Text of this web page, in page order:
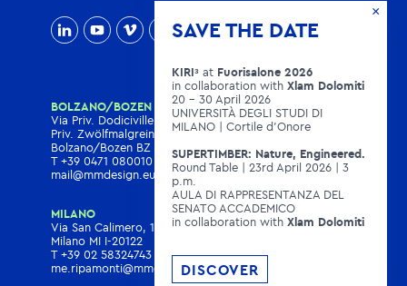
×
SAVE THE DATE
KIRIᶟ at Fuorisalone 2026
in collaboration with Xlam Dolomiti
20 - 30 April 2026
UNIVERSITÀ DEGLI STUDI DI
MILANO | Cortile d'Onore
SUPERTIMBER: Nature, Engineered.
Round Table | 23rd April 2026 | 3
p.m.
AULA DI RAPPRESENTANZA DEL
SENATO ACCADEMICO
in collaboration with Xlam Dolomiti
DISCOVER
BOLZANO/BOZEN
Via Priv. Dodiciville, 8D
Priv. Zwölfmalgreiner Str. 8D
Bolzano/Bozen BZ I-39100
T+39 0471 080010
mail@mmdesign.eu
MILANO
Via San Calimero, 13
Milano MI I-20122
T+39 02 58324743
me.ripamonti@mmdesign.eu